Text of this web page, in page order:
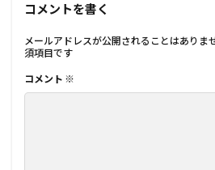
コメントを書く
メールアドレスが公開されることはありませ
須項目です
コメント ※